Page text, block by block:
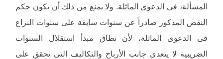
المسألة، فى الدعوى الماثلة. ولا يمنع من ذلك أن يكون حكم
النقض المذكور صادراً عن سنوات سابقة على سنوات النزاع
فى الدعوى الماثلة، لأن نطاق مبدأ استقلال السنوات
الضريبية لا يتعدى جانب الأرباح والتكاليف التى تحقق على